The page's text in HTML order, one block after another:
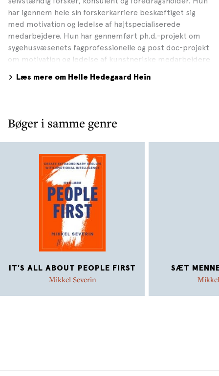
har igennem hele sin forskerkarriere beskæftiget sig
med motivation og ledelse af højtspecialiserede
medarbejdere. Hun har gennemført ph.d.-projekt om
sygehusvæsenets fagprofessionelle og post doc-projekt
om motivation og ledelse af kunstneriske medarbejdere
motivationsteori i form af arketypemodellen, der
beskæftiget sig med en lang række andre professioner i
både den private og den offentlige sektor. Hendes
nuværende projekter fokuserer på talentudvikling,
kreativitet og meningsskabende ledelse.
www.primadonnaledelse.dk www.hellehein.dk
Læs mere om Helle Hedegaard Hein
Bøger i samme genre
IT'S ALL ABOUT PEOPLE FIRST
Mikkel Severin
SÆT